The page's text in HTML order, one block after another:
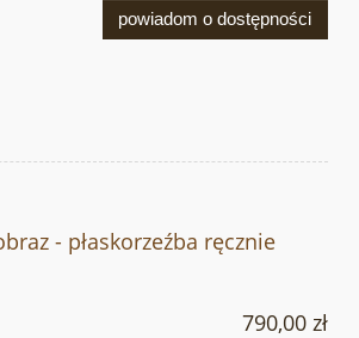
powiadom o dostępności
- płaskorzeźba ręcznie
790,00 zł